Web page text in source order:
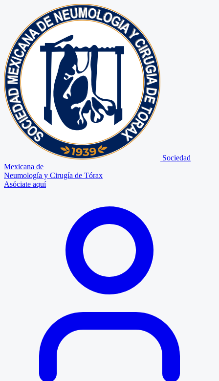
Sociedad
Mexicana de
Neumología y Cirugía de Tórax
Asóciate aquí